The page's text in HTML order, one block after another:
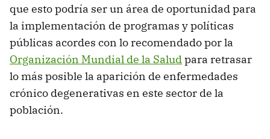
que esto podría ser un área de oportunidad para
la implementación de programas y políticas
públicas acordes con lo recomendado por la
Organización Mundial de la Saludpara retrasar
lo más posible la aparición de enfermedades
crónico degenerativas en este sector de la
población.